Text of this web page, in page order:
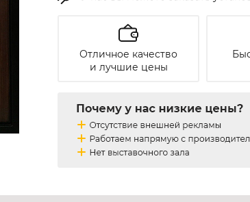
Отличное качество
и лучшие цены